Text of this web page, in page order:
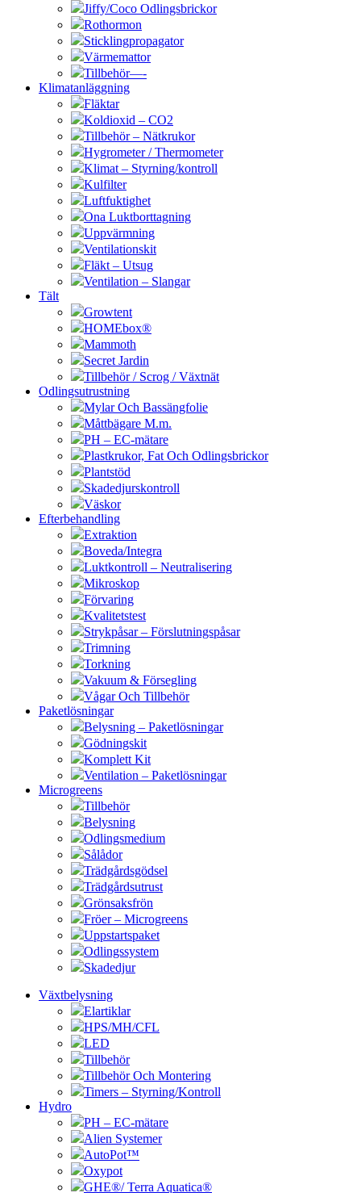
Jiffy/Coco Odlingsbrickor
Rothormon
Sticklingpropagator
Värmemattor
Tillbehör—-
Klimatanläggning
Fläktar
Koldioxid – CO2
Tillbehör – Nätkrukor
Hygrometer / Thermometer
Klimat – Styrning/kontroll
Kulfilter
Luftfuktighet
Ona Luktborttagning
Uppvärmning
Ventilationskit
Fläkt – Utsug
Ventilation – Slangar
Tält
Growtent
HOMEbox®
Mammoth
Secret Jardin
Tillbehör / Scrog / Växtnät
Odlingsutrustning
Mylar Och Bassängfolie
Måttbägare M.m.
PH – EC-mätare
Plastkrukor, Fat Och Odlingsbrickor
Plantstöd
Skadedjurskontroll
Väskor
Efterbehandling
Extraktion
Boveda/Integra
Luktkontroll – Neutralisering
Mikroskop
Förvaring
Kvalitetstest
Strykpåsar – Förslutningspåsar
Trimning
Torkning
Vakuum & Försegling
Vågar Och Tillbehör
Paketlösningar
Belysning – Paketlösningar
Gödningskit
Komplett Kit
Ventilation – Paketlösningar
Microgreens
Tillbehör
Belysning
Odlingsmedium
Sålådor
Trädgårdsgödsel
Trädgårdsutrust
Grönsaksfrön
Fröer – Microgreens
Uppstartspaket
Odlingssystem
Skadedjur
Växtbelysning
Elartiklar
HPS/MH/CFL
LED
Tillbehör
Tillbehör Och Montering
Timers – Styrning/Kontroll
Hydro
PH – EC-mätare
Alien Systemer
AutoPot™
Oxypot
GHE®/ Terra Aquatica®